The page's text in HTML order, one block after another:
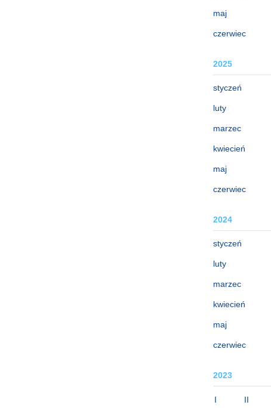
maj
czerwiec
2025
styczeń
luty
marzec
kwiecień
maj
czerwiec
2024
styczeń
luty
marzec
kwiecień
maj
czerwiec
2023
I II